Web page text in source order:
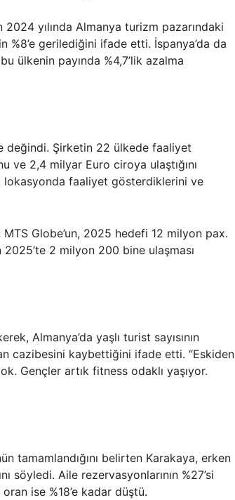
2024 yılında Almanya turizm pazarındaki
%8’e gerilediğini ifade etti. İspanya’da da
ülkenin payında %4,7’lik azalma
değindi. Şirketin 22 ülkede faaliyet
ve 2,4 milyar Euro ciroya ulaştığını
lokasyonda faaliyet gösterdiklerini ve
Globe’un, 2025 hedefi 12 milyon pax.
2025’te 2 milyon 200 bine ulaşması
Almanya’da yaşlı turist sayısının
cazibesini kaybettiğini ifade etti. “Eskiden
Gençler artık fitness odaklı yaşıyor.
tamamlandığını belirten Karakaya, erken
söyledi. Aile rezervasyonlarının %27’si
ise %18’e kadar düştü.